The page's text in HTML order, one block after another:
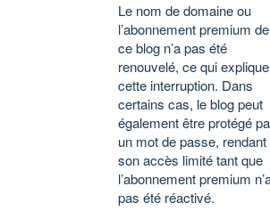
Le nom de domaine ou
l’abonnement premium de
ce blog n’a pas été
renouvelé, ce qui explique
cette interruption. Dans
certains cas, le blog peut
également être protégé
un mot de passe, rendant
son accès limité tant que
l’abonnement premium
pas été réactivé.